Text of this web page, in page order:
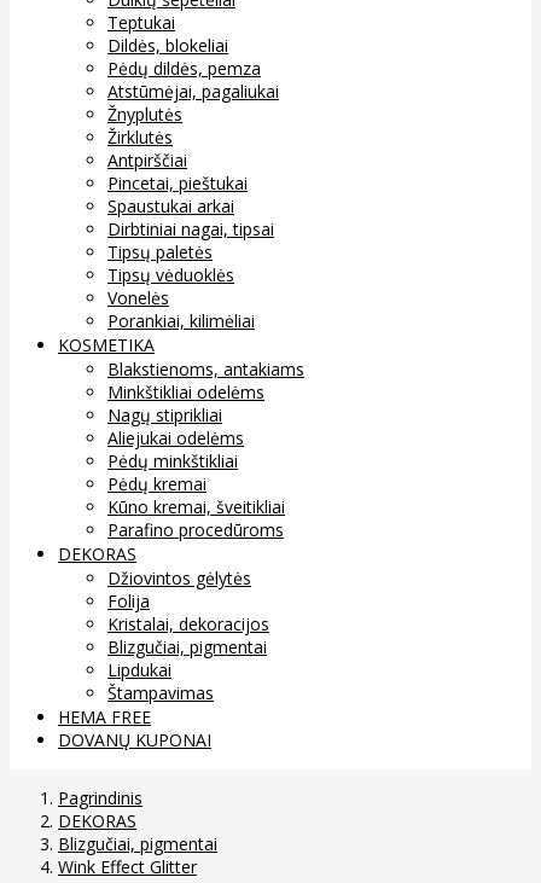
Teptukai
Dildės, blokeliai
Pėdų dildės, pemza
Atstūmėjai, pagaliukai
Žnyplutės
Žirklutės
Antpirščiai
Pincetai, pieštukai
Spaustukai arkai
Dirbtiniai nagai, tipsai
Tipsų paletės
Tipsų vėduoklės
Vonelės
Porankiai, kilimėliai
KOSMETIKA
Blakstienoms, antakiams
Minkštikliai odelėms
Nagų stiprikliai
Aliejukai odelėms
Pėdų minkštikliai
Pėdų kremai
Kūno kremai, šveitikliai
Parafino procedūroms
DEKORAS
Džiovintos gėlytės
Folija
Kristalai, dekoracijos
Blizgučiai, pigmentai
Lipdukai
Štampavimas
HEMA FREE
DOVANŲ KUPONAI
Pagrindinis
DEKORAS
Blizgučiai, pigmentai
Wink Effect Glitter